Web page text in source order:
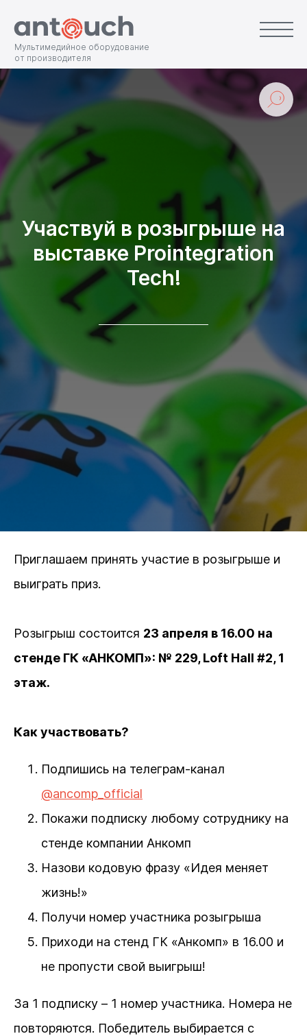
Мультимедийное оборудование
от производителя
Участвуй в розыгрыше на
выставке Prointegration
Tech!
Приглашаем принять участие в розыгрыше и
выиграть приз.
Розыгрыш состоится 23 апреля в 16.00 на
стенде ГК «АНКОМП»: № 229, Loft Hall #2, 1
этаж.
Как участвовать?
Подпишись на телеграм-канал
@ancomp_official
Покажи подписку любому сотруднику на
стенде компании Анкомп
Назови кодовую фразу «Идея меняет
жизнь!»
Получи номер участника розыгрыша
Приходи на стенд ГК «Анкомп» в 16.00 и
не пропусти свой выигрыш!
За 1 подписку – 1 номер участника. Номера не
повторяются. Победитель выбирается с